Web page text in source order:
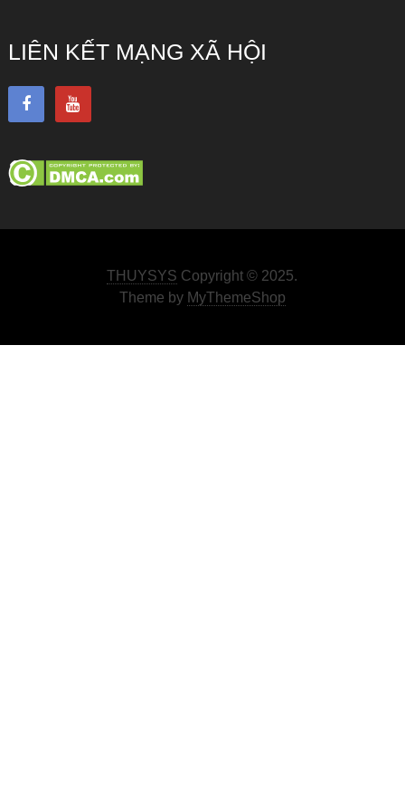
LIÊN KẾT MẠNG XÃ HỘI
THUYSYS Copyright © 2025.
Theme by MyThemeShop